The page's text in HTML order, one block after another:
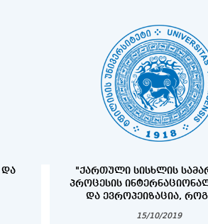
ᲓᲐ
"ᲥᲐᲠᲗᲣᲚᲘ ᲡᲘᲡᲮᲚᲘᲡ
ᲞᲠᲝᲪᲔᲡᲘᲡ
ᲓᲐ ᲔᲕᲠᲝᲞᲔᲘᲖᲐᲪᲘᲐ,
15/10/2019